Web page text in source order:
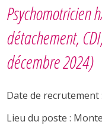
Psychomotricien
détachement,
décembre 2024)
Date de recrutement
Lieu du poste :